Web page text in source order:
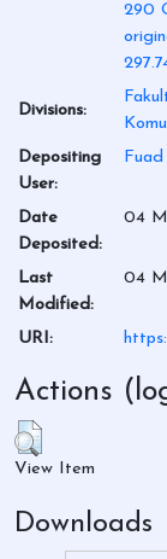
290
Divisions:
Depositing
User:
Fuad
Date
Deposited:
04
Last
Modified:
04
URI:
Actions
View Item
Downloads